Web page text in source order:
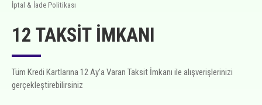
İptal & İade Politikası
12 TAKSIT İMKANI
Tüm Kredi Kartlarına 12 Ay'a Varan Taksit İmkanı ile alışverişlerinizi
gerçekleştirebilirsiniz